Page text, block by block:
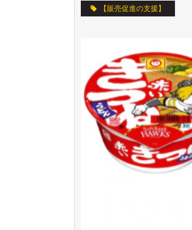
【販売促進の支援】